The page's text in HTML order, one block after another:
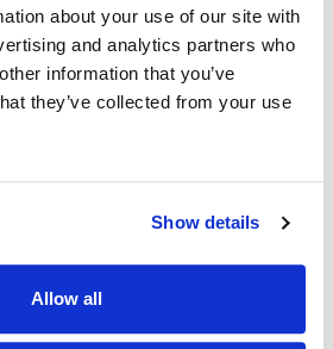
about your use of our site with
and analytics partners who
information that you’ve
they’ve collected from your use
Show details
Allow all
界最高质量的代理。 我们的代
提供卓越的性能、无与伦比的
匿名性。 相信我们对满足您
承诺，包括 哈萨克斯坦 住宅